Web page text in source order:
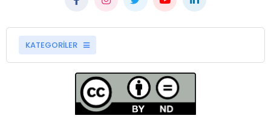
KATEGORİLER